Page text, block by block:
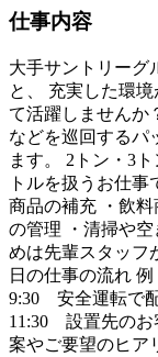
仕事内容
大手サントリーグ
と、 充実した環
て活躍しませんか
などを巡回するパ
ます。 2トン・3
トルを扱うお仕
商品の補充 ・飲
の管理 ・清掃や
めは先輩スタッフ
日の仕事の流れ
9:30 安全運転で
11:30 設置先の
案やご要望のヒ